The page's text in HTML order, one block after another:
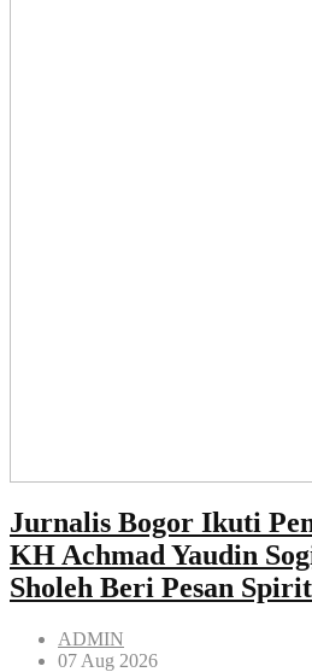
Jurnalis Bogor Ikuti
KH Achmad Yaudin
Sholeh Beri Pesan
ADMIN
07 Aug 2026